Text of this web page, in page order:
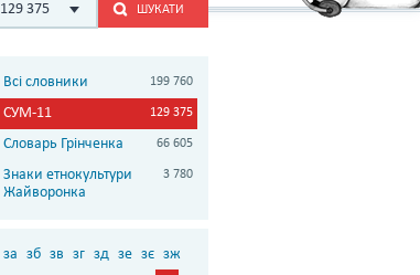
129 375 ШУКАТИ
Всі словники 199 760
СУМ-11 129 375
Словарь Грінченка 66 605
Знаки етнокультури
Жайворонка
3 780
за зб зв зг зд зе зє зж